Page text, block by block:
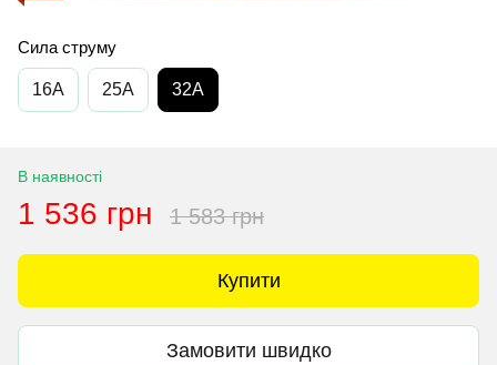
Сила струму
16A 25A 32A
В наявності
1 536 грн 1 583 грн
Купити
Замовити швидко